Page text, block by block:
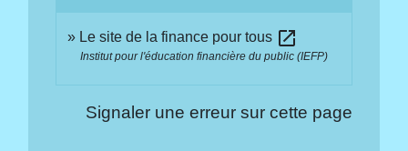
Le site de la finance pour tous open_in_new
Institut pour l'éducation financière du public (IEFP)
Signaler une erreur sur cette page